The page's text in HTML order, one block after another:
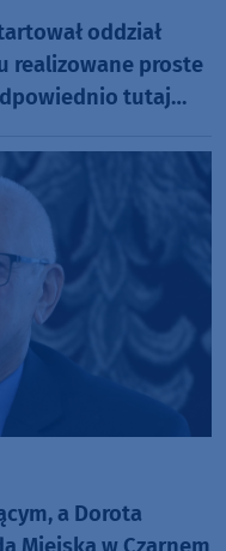
oddział
realizowane proste
tutaj
a Dorota